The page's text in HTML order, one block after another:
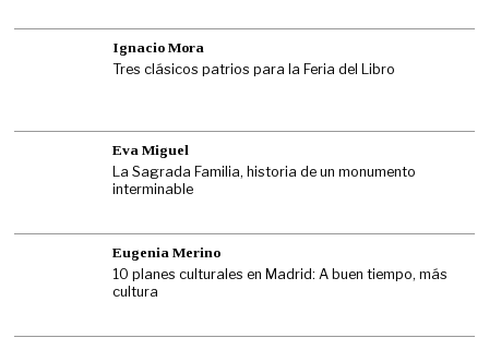
Ignacio Mora
Tres clásicos patrios para la Feria del Libro
Eva Miguel
La Sagrada Familia, historia de un monumento
interminable
Eugenia Merino
10 planes culturales en Madrid: A buen tiempo, más
cultura